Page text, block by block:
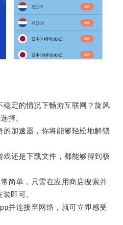
定的情况下畅游互联网？旋风
择。
加速器，你将能够轻松地解锁
还是下载文件，都能够得到极
单，只需在应用商店搜索并
即可。
连接至网络，就可立即感受